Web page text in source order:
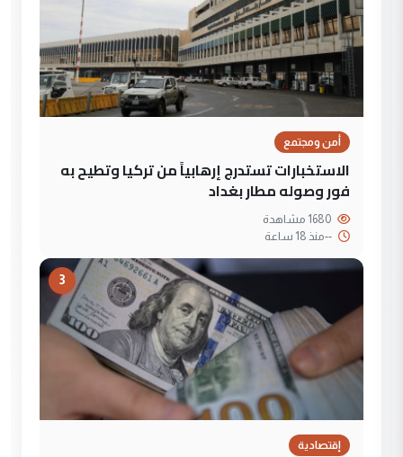
أمن ومجتمع
الاستخبارات تستدرج إرهابياً من تركيا وتطيح به
فور وصوله مطار بغداد
--منذ 18 ساعة
3
إقتصادية